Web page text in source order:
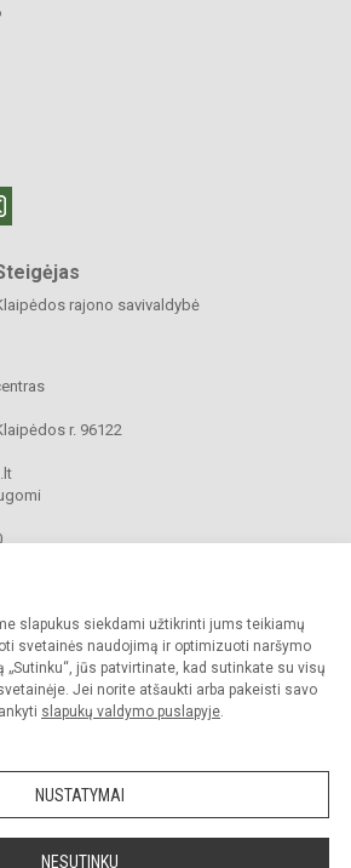
slapukus siekdami užtikrinti jums teikiamų
svetainės naudojimą ir optimizuoti naršymo
„Sutinku“, jūs patvirtinate, kad sutinkate su visų
Jei norite atšaukti arba pakeisti savo
slapukų valdymo puslapyje.
NUSTATYMAI
NESUTINKU
rajono savivaldybė
r. 96122
jaunimo centras. Visos teisės saugomos.
administracijos sutikimo griežtai draudžiama.
paraiška Slapukų valdymas